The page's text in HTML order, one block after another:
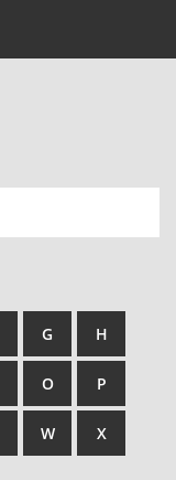
G H
O P
W X